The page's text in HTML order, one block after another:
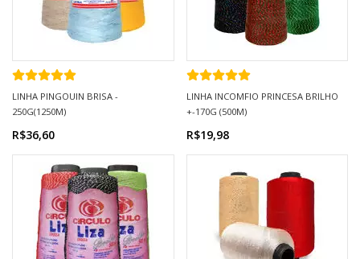
LINHA PINGOUIN BRISA -
250G(1250M)
R$36,60
LINHA INCOMFIO PRINCESA BRILHO
+-170G (500M)
R$19,98